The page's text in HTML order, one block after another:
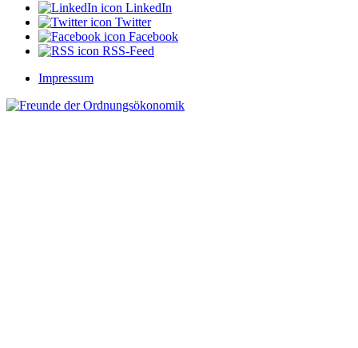
LinkedIn
Twitter
Facebook
RSS-Feed
Impressum